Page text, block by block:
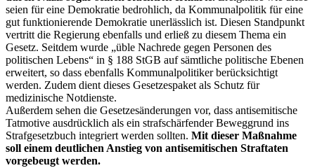
seien für eine Demokratie bedrohlich, da Kommunalpolitik für eine
gut funktionierende Demokratie unerlässlich ist. Diesen Standpunkt
vertritt die Regierung ebenfalls und erließ zu diesem Thema ein
Gesetz. Seitdem wurde „üble Nachrede gegen Personen des
politischen Lebens“ in § 188 StGB auf sämtliche politische Ebenen
erweitert, so dass ebenfalls Kommunalpolitiker berücksichtigt
werden. Zudem dient dieses Gesetzespaket als Schutz für
medizinische Notdienste.
Außerdem sehen die Gesetzesänderungen vor, dass antisemitische
Tatmotive ausdrücklich als ein strafschärfender Beweggrund ins
Strafgesetzbuch integriert werden sollten. Mit dieser Maßnahme
soll einem deutlichen Anstieg von antisemitischen Straftaten
vorgebeugt werden.